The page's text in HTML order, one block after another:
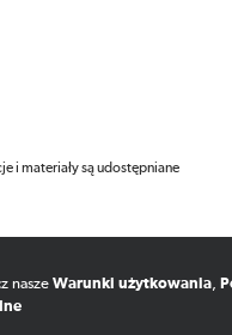
i materiały są udostępniane
nasze Warunki użytkowania,